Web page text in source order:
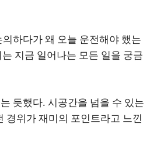
하다가 왜 오늘 운전해야 했는
지금 일어나는 모든 일을 궁금
듯했다. 시공간을 넘을 수 있는
경위가 재미의 포인트라고 느낀